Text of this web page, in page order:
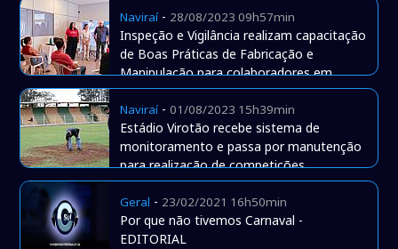
Naviraí- 28/08/2023 09h57min
Inspeção e Vigilância realizam capacitação
de Boas Práticas de Fabricação e
Manipulação para colaboradores em
empresá
Naviraí-01/08/2023 15h39min
Estádio Virotão recebe sistema de
monitoramento e passa por manutenção
para realização de competições
amadoras
Geral - 23/02/2021 16h50min
Por que não tivemos Carnaval -
EDITORIAL